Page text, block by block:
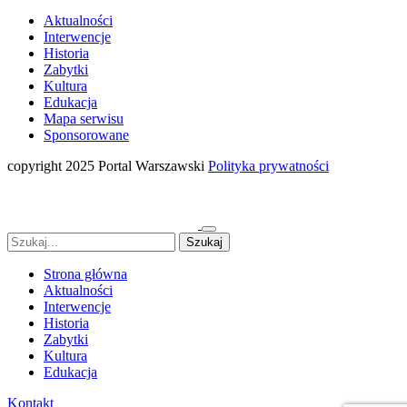
Aktualności
Interwencje
Historia
Zabytki
Kultura
Edukacja
Mapa serwisu
Sponsorowane
copyright 2025 Portal Warszawski Polityka prywatności
Strona główna
Aktualności
Interwencje
Historia
Zabytki
Kultura
Edukacja
Kontakt